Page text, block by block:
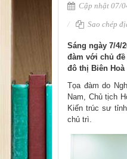
Cập nhật 07/
Sao chép
​​Sáng ngày 7/4/
đàm với chủ đề
đô thị Biên
Tọa đàm do
Nam, Chủ tịch
Kiến trúc sư
chủ trì.